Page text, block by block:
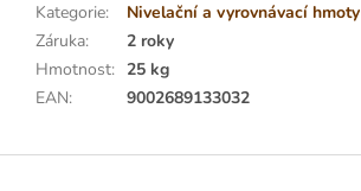
Kategorie:
Nivelační a vyrovnávací hmoty
Záruka:
2 roky
Hmotnost: 25 kg
EAN: 9002689133032
Z